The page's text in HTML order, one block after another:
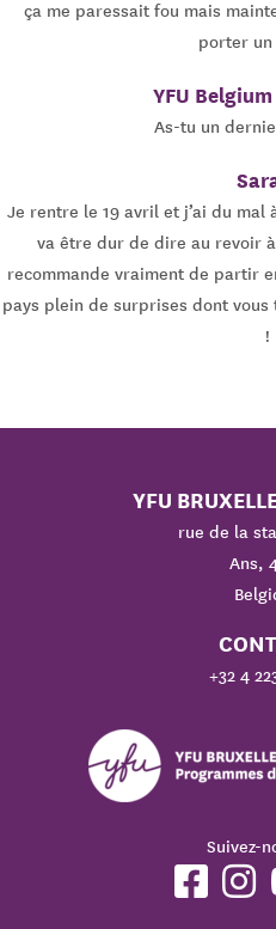
ça me paressait fou mais
porter
YFU
As-tu un
Je rentre le 19 avril et j’ai du
va être dur de dire au revoir
recommande vraiment de partir
pays plein de surprises dont
!
YFU
rue de la
Ans,
+32 4
Suivez-